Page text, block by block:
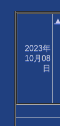
2023年
10月08
日
▲